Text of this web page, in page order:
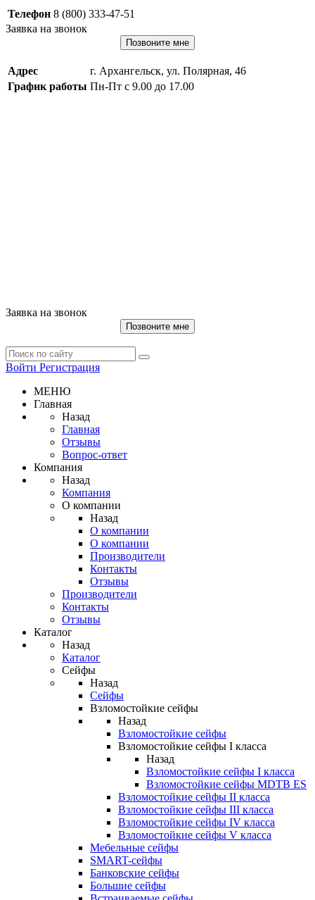
Телефон 8 (800) 333-47-51
Заявка на звонок
Позвоните мне
Адрес
г. Архангельск, ул. Полярная, 46
График работы Пн-Пт с 9.00 до 17.00
Заявка на звонок
Позвоните мне
Войти Регистрация
МЕНЮ
Главная
Назад
Главная
Отзывы
Вопрос-ответ
Компания
Назад
Компания
О компании
Назад
О компании
О компании
Производители
Контакты
Отзывы
Производители
Контакты
Отзывы
Каталог
Назад
Каталог
Сейфы
Назад
Сейфы
Взломостойкие сейфы
Назад
Взломостойкие сейфы
Взломостойкие сейфы I класса
Назад
Взломостойкие сейфы I класса
Взломостойкие сейфы MDTB ES
Взломостойкие сейфы II класса
Взломостойкие сейфы III класса
Взломостойкие сейфы IV класса
Взломостойкие сейфы V класса
Мебельные сейфы
SMART-сейфы
Банковские сейфы
Большие сейфы